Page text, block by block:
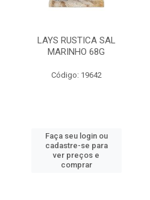
LAYS RUSTICA SAL
MARINHO 68G
Código: 19642
Faça seu login ou
cadastre-se para
ver preços e
comprar